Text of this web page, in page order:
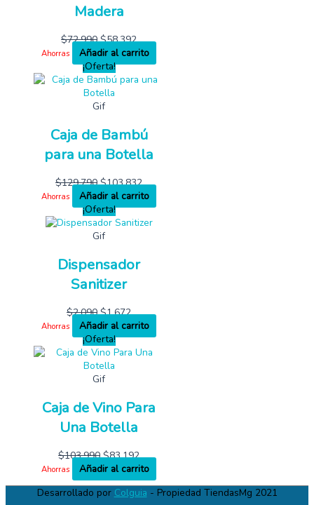
Madera
$72,990 $58,392
Ahorras
Añadir al carrito
¡Oferta!
Gif
Caja de Bambú
para una Botella
$129,790 $103,832
Ahorras
Añadir al carrito
¡Oferta!
Gif
Dispensador
Sanitizer
$2,090 $1,672
Ahorras
Añadir al carrito
¡Oferta!
Gif
Caja de Vino Para
Una Botella
$103,990 $83,192
Ahorras
Añadir al carrito
Desarrollado por Colguia - Propiedad TiendasMg 2021